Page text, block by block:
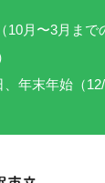
10月〜3月ま
年末年始（12/